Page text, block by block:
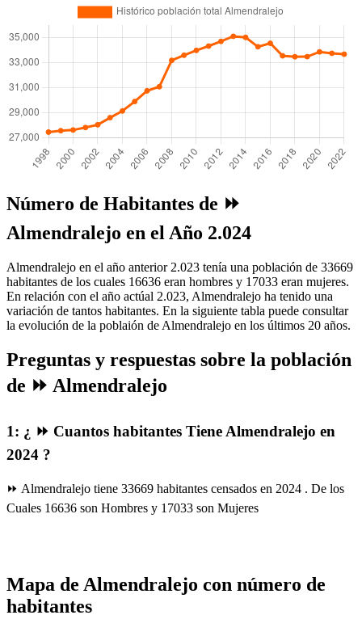
Número de Habitantes de ⏩
Almendralejo en el Año 2.024
Almendralejo en el año anterior 2.023 tenía una población de 33669
habitantes de los cuales 16636 eran hombres y 17033 eran mujeres.
En relación con el año actúal 2.023, Almendralejo ha tenido una
variación de tantos habitantes. En la siguiente tabla puede consultar
la evolución de la poblaión de Almendralejo en los últimos 20 años.
Preguntas y respuestas sobre la población
de ⏩ Almendralejo
1: ¿ ⏩ Cuantos habitantes Tiene Almendralejo en
2024 ?
⏩ Almendralejo tiene 33669 habitantes censados en 2024 . De los
Cuales 16636 son Hombres y 17033 son Mujeres
Mapa de Almendralejo con número de
habitantes